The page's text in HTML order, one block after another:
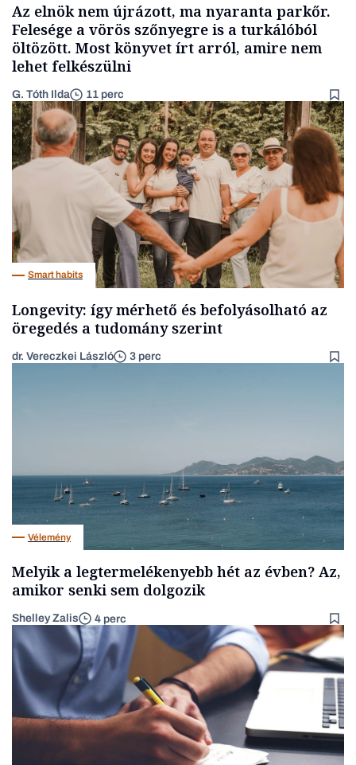
Az elnök nem újrázott, ma nyaranta parkőr.
Felesége a vörös szőnyegre is a turkálóból
öltözött. Most könyvet írt arról, amire nem
lehet felkészülni
G. Tóth Ilda 11 perc
Smart habits
Longevity: így mérhető és befolyásolható az
öregedés a tudomány szerint
dr. Vereczkei László 3 perc
Vélemény
Melyik a legtermelékenyebb hét az évben? Az,
amikor senki sem dolgozik
Shelley Zalis 4 perc